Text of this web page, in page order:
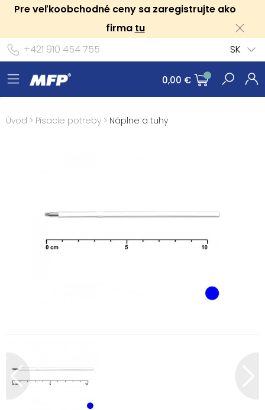
Pre veľkoobchodné ceny sa zaregistrujte ako
firma tu
+421 910 454 755
SK
0,00 €
Úvod > Písacie potreby > Náplne a tuhy